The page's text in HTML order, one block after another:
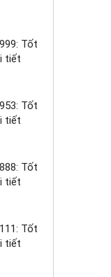
Tốt
tiết
Tốt
tiết
Tốt
tiết
Tốt
tiết